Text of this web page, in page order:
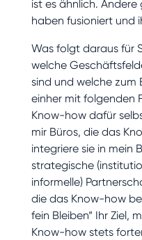
ist es ähnlich.
haben fusioniert und
Was folgt daraus für
welche
sind und welche zum
einher mit folgenden
Know-how dafür
mir Büros, die das
integriere sie in mein
strategische
informelle)
die das Know-how
fein Bleiben“ Ihr Ziel,
Know-how stets